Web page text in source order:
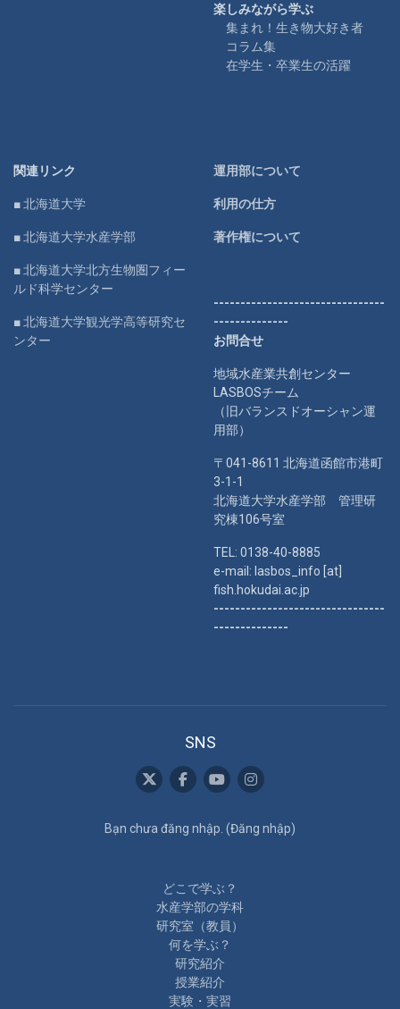
楽しみながら学ぶ
集まれ！生き物大好き者
コラム集
在学生・卒業生の活躍
関連リンク
■ 北海道大学
■ 北海道大学水産学部
■ 北海道大学北方生物圏フィー
ルド科学センター
■ 北海道大学観光学高等研究セ
ンター
運用部について
利用の仕方
著作権について
--------------------------------
--------------
お問合せ
地域水産業共創センター
LASBOSチーム
（旧バランスドオーシャン運
用部）
〒041-8611 北海道函館市港町
3-1-1
北海道大学水産学部 管理研
究棟106号室
TEL: 0138-40-8885
e-mail: lasbos_info [at]
fish.hokudai.ac.jp
--------------------------------
--------------
SNS
Bạn chưa đăng nhập. (Đăng nhập)
どこで学ぶ？
水産学部の学科
研究室（教員）
何を学ぶ？
研究紹介
授業紹介
実験・実習